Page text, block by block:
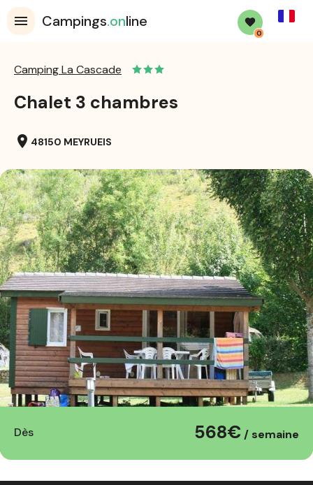
Campings.online
0
Camping La Cascade
Chalet 3 chambres
location_on 48150 MEYRUEIS
Dès 568€ / semaine